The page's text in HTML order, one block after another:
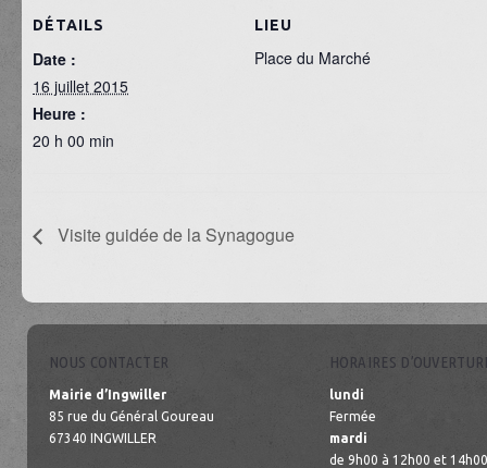
DÉTAILS
Date :
16 juillet 2015
Heure :
20 h 00 min
LIEU
Place du Marché
Visite guidée de la Synagogue
NOUS CONTACTER
Mairie d’Ingwiller
85 rue du Général Goureau
67340 INGWILLER
HORAIRES
lundi
Fermée
mardi
de 9h00 à 12h00 et